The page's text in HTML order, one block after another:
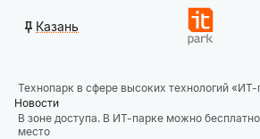
Казань
Технопарк в сфере высоких технологий «ИТ-
Новости
В зоне доступа. В ИТ-парке можно
место